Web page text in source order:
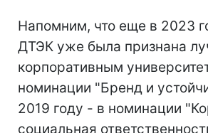
Напомним, что еще в 2023
ДТЭК уже была признана
корпоративным
номинации "Бренд и
2019 году - в номинации
социальная